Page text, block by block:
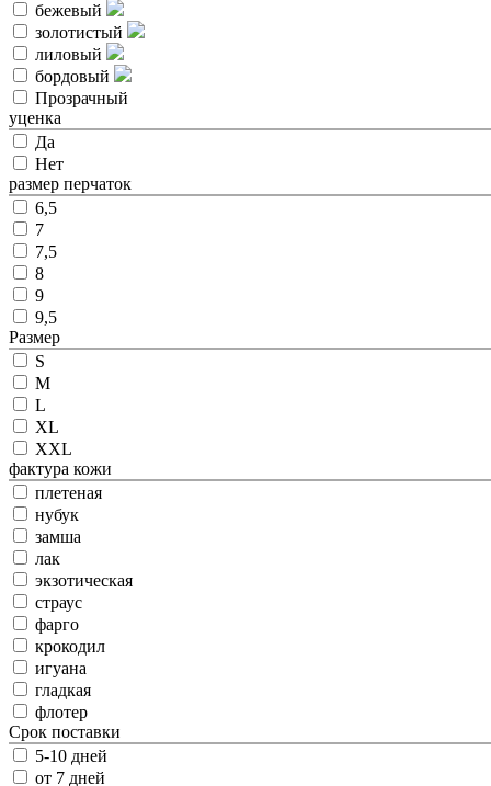
бежевый
золотистый
лиловый
бордовый
Прозрачный
уценка
Да
Нет
размер перчаток
6,5
7
7,5
8
9
9,5
Размер
S
M
L
XL
XXL
фактура кожи
плетеная
нубук
замша
лак
экзотическая
страус
фарго
крокодил
игуана
гладкая
флотер
Срок поставки
5-10 дней
от 7 дней